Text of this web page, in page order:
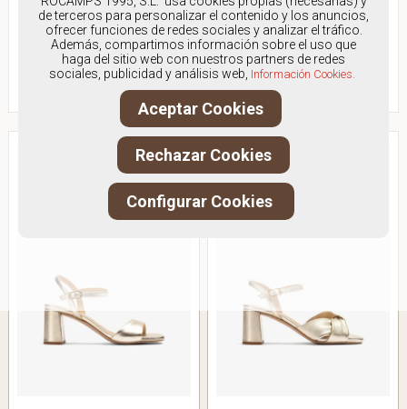
SANDALIA TIRA TACÓN
Antes:119.90€
79,00€
IVA Incluido
VER PRODUCTO
SANDALIA TIRA ANCHA
Antes:109.90€
89,00€
IVA Incluido
VER PRODUCTO
de terceros para personalizar el contenido y los anuncios,
ofrecer funciones de redes sociales y analizar el tráfico.
Además, compartimos información sobre el uso que
haga del sitio web con nuestros partners de redes
sociales, publicidad y análisis web, Información Cookies.
Aceptar Cookies
Rechazar Cookies
Configurar Cookies